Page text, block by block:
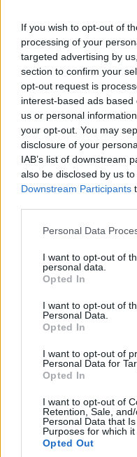
If you wish to opt-out of
processing of your
targeted advertising by
section to confirm your
opt-out request is
interest-based ads
us or personal
your opt-out. You may
disclosure of your
IAB’s list of downstream
also be disclosed by us
Downstream Participants
Please note that this
not limited to your visit or
grant or deny consent to
use your data for below
consent section.
Personal Data
I want to opt-out of
personal data.
Opted In
I want to opt-out of
Personal Data.
Opted In
I want to opt-out of
Personal Data for
Opted In
I want to opt-out of
Retention, Sale,
Personal Data that
Purposes for which it
Opted Out
kiderült, hogy egy
rajta.
Ennek következtében a
kihagyta, és csak a
tényleg szépen akar-e
festene jól, ha kedden
futamon nem volt jelen,
már nyár óta lehet tudni,
Suzukijához hasonlóan
Johann Zarco
Johann Zarcóval
pilóta Rins helyére megy
legváratlanabb és a
legjobb motorjáról talán
pénzéhséggel vádolták,
hogy hisz a Hondában,
lefokozták volna, ezért írt